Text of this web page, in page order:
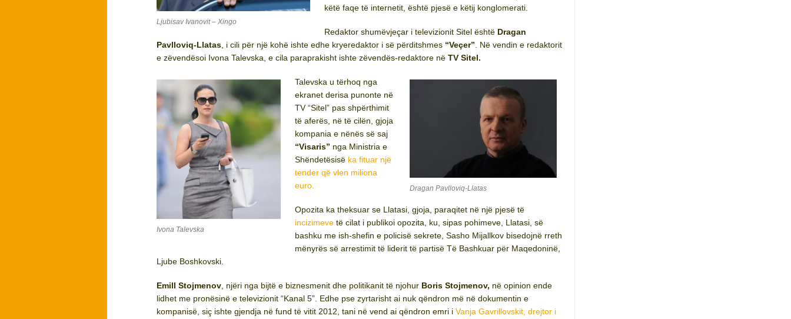
Ljubisav Ivanovit – Xingo
këtë faqe të internetit, është pjesë e këtij konglomerati.
Redaktor shumëvjeçar i televizionit Sitel është Dragan
Pavlloviq-Llatas , i cili për një kohë ishte edhe kryeredaktor i së përditshmes “Veçer” . Në vendin e redaktorit
e zëvendësoi Ivona Talevska, e cila paraprakisht ishte zëvendës-redaktore nëTV Sitel.
Ivona Talevska
Dragan Pavlloviq-Llatas
Talevska u tërhoq nga
ekranet derisa punonte në
TV “Sitel” pas shpërthimit
të aferës, në të cilën, gjoja
kompania e nënës së saj
“Visaris” nga Ministria e
Shëndetësisë ka fituar një
tender që vlen miliona
euro.
Opozita ka theksuar se Llatasi, gjoja, paraqitet në një pjesë të
incizimeve të cilat i publikoi opozita, ku, sipas pohimeve, Llatasi, së
bashku me ish-shefin e policisë sekrete, Sasho Mijallkov bisedojnë rreth
mënyrës së arrestimit të liderit të partisë Të Bashkuar për Maqedoninë,
Ljube Boshkovski.
Emill Stojmenov , njëri nga bijtë e biznesmenit dhe politikanit të njohur Boris Stojmenov, në opinion ende
lidhet me pronësinë e televizionit “Kanal 5”. Edhe pse zyrtarisht ai nuk qëndron më në dokumentin e
kompanisë, siç ishte gjendja në fund të vitit 2012, tani në vend ai qëndron emri iVanja Gavrillovskit, drejtor i